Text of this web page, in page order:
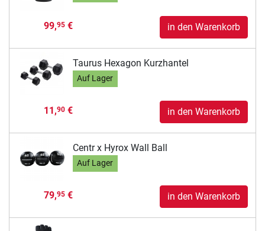
99,95€ in den Warenkorb
Taurus Hexagon Kurzhantel
Auf Lager
11,90€ in den Warenkorb
Centr x Hyrox Wall Ball
Auf Lager
79,95€ in den Warenkorb